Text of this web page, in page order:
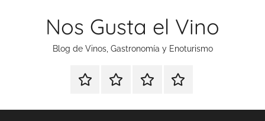
Nos Gusta el Vino
Blog de Vinos, Gastronomía y Enoturismo
Especial
Tonics
Enoturismo
Gastronomía
RankingContacto